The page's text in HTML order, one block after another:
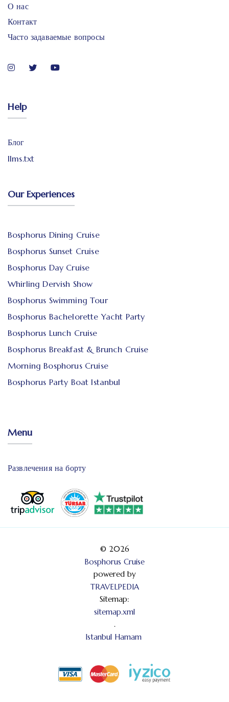
О нас
Контакт
Часто задаваемые вопросы
Help
Блог
llms.txt
Our Experiences
Bosphorus Dining Cruise
Bosphorus Sunset Cruise
Bosphorus Day Cruise
Whirling Dervish Show
Bosphorus Swimming Tour
Bosphorus Bachelorette Yacht Party
Bosphorus Lunch Cruise
Bosphorus Breakfast & Brunch Cruise
Morning Bosphorus Cruise
Bosphorus Party Boat Istanbul
Menu
Развлечения на борту
© 2026
Bosphorus Cruise
powered by
TRAVELPEDIA
Sitemap:
sitemap.xml
.
Istanbul Hamam